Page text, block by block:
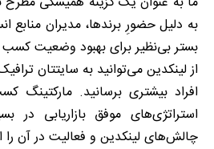
به دلیل حضورِ برندها، مدیران
بستر بی‌نظیر برای بهبود وضعیت
از لینکدین میتوانید به سایتتان
افراد بیشتری برسانید. مارکتینگ
استراتژی‌های موفق بازاریابی در
چالش‌های لینکدین و فعالیت در آن را